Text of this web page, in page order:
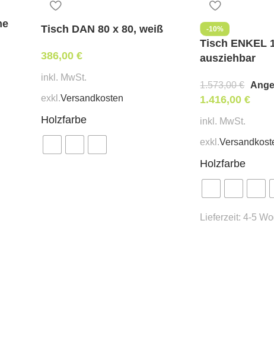
unverwechselbare Holzstruktur.
einzigartig.
Eine Ausführung in anderen
Tisch DAN 80 x 80, weiß
386,00 €
inkl. MwSt.
exkl.Versandkosten
Holzfarbe
-10%
Tisch ENKEL
ausziehbar
1.573,00€
1.416,00€
inkl. MwSt.
exkl.
Holzfarbe
Lieferzeit:4-5